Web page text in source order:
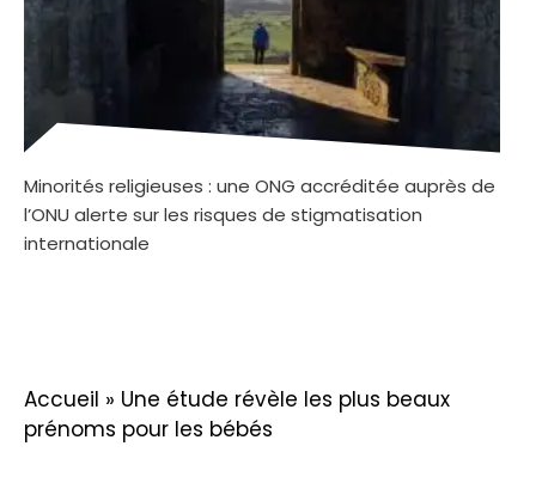
Minorités religieuses : une ONG accréditée auprès de
l’ONU alerte sur les risques de stigmatisation
internationale
Accueil » Une étude révèle les plus beaux
prénoms pour les bébés